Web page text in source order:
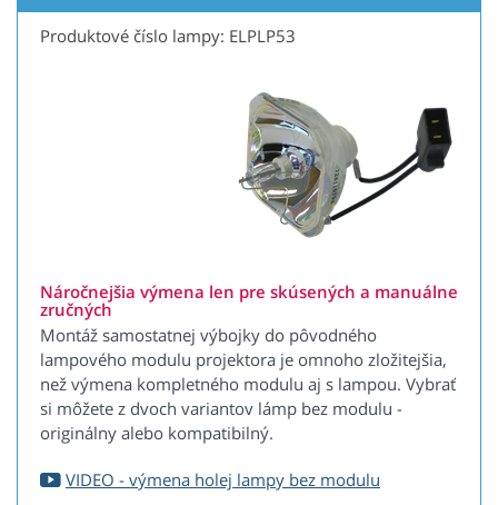
Produktové číslo lampy: ELPLP53
Náročnejšia výmena len pre skúsených a manuálne
zručných
Montáž samostatnej výbojky do pôvodného
lampového modulu projektora je omnoho zložitejšia,
než výmena kompletného modulu aj s lampou. Vybrať
si môžete z dvoch variantov lámp bez modulu -
originálny alebo kompatibilný.
VIDEO - výmena holej lampy bez modulu